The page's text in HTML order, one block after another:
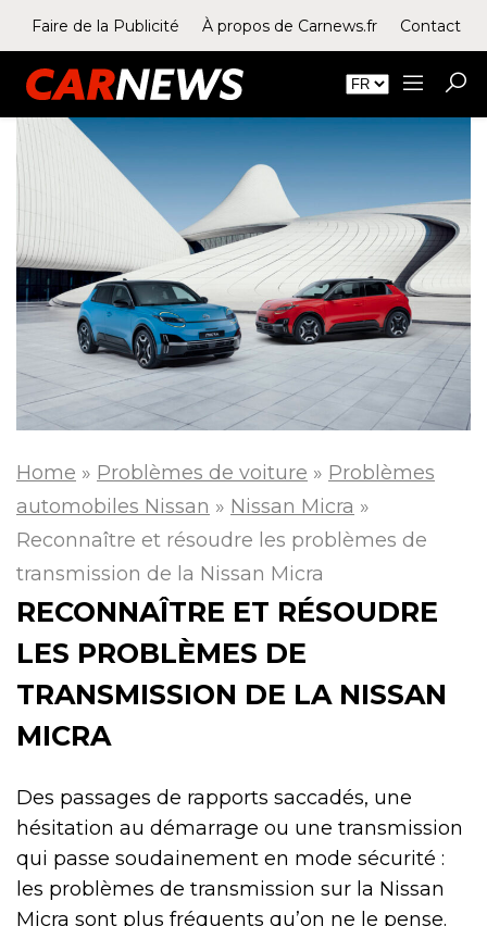
Faire de la Publicité À propos de Carnews.fr Contact
Home » Problèmes de voiture » Problèmes
automobiles Nissan » Nissan Micra »
Reconnaître et résoudre les problèmes de
transmission de la Nissan Micra
RECONNAÎTRE ET RÉSOUDRE
LES PROBLÈMES DE
TRANSMISSION DE LA NISSAN
MICRA
Des passages de rapports saccadés, une
hésitation au démarrage ou une transmission
qui passe soudainement en mode sécurité :
les problèmes de transmission sur la Nissan
Micra sont plus fréquents qu’on ne le pense.